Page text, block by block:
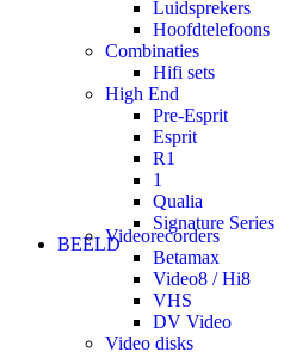
Luidsprekers
Hoofdtelefoons
Combinaties
Hifi sets
High End
Pre-Esprit
Esprit
R1
1
Qualia
Signature Series
BEELDVideorecorders
Betamax
Video8 / Hi8
VHS
DV Video
Video disks